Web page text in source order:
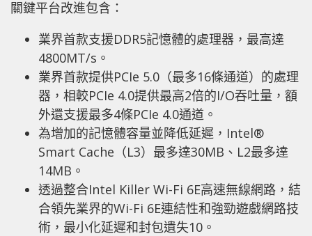
關鍵平台改進包含：
業界首款支援DDR5記憶體的處理器，最高達
4800MT/s。
業界首款提供PCIe 5.0（最多16條通道）的處理
器，相較PCIe 4.0提供最高2倍的I/O吞吐量，額
外還支援最多4條PCIe 4.0通道。
為增加的記憶體容量並降低延遲，Intel®
Smart Cache（L3）最多達30MB、L2最多達
14MB。
透過整合Intel Killer Wi-Fi 6E高速無線網路，結
合領先業界的Wi-Fi 6E連結性和強勁遊戲網路技
術，最小化延遲和封包遺失10 。